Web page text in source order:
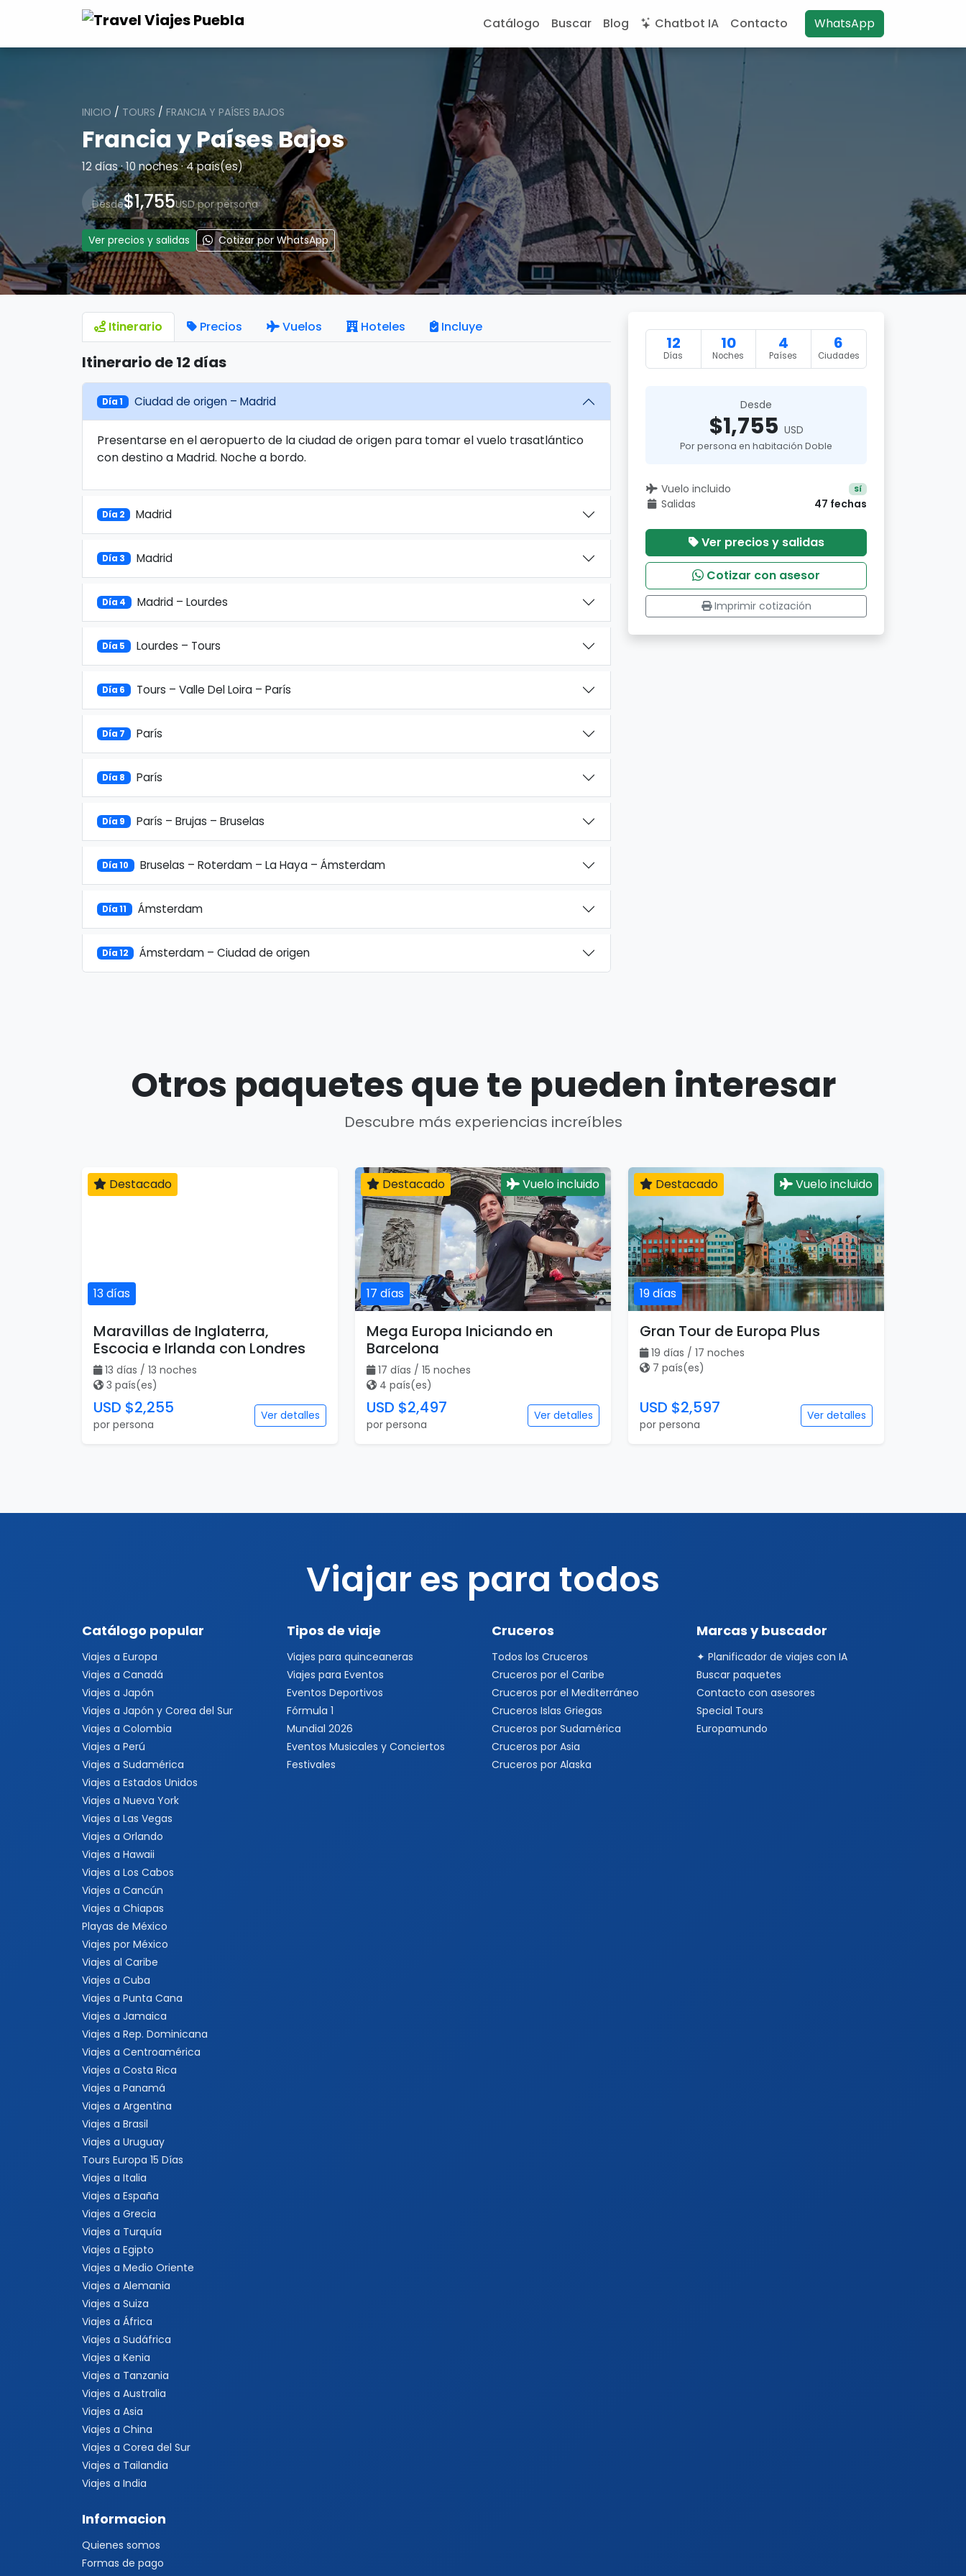
Catálogo Buscar Blog Chatbot IA Contacto WhatsApp
INICIO / TOURS / FRANCIA Y PAÍSES BAJOS
Francia y Países Bajos
12 días · 10 noches · 4 país(es)
Desde$1,755USD por persona
Ver precios y salidas Cotizar por WhatsApp
Itinerario Precios Vuelos Hoteles Incluye
Itinerario de 12 días
Día 1 Ciudad de origen – Madrid
Presentarse en el aeropuerto de la ciudad de origen para tomar el vuelo trasatlántico
con destino a Madrid. Noche a bordo.
Día 2 Madrid
Día 3 Madrid
Día 4 Madrid – Lourdes
Día 5 Lourdes – Tours
Día 6 Tours – Valle Del Loira – París
Día 7 París
Día 8 París
Día 9 París – Brujas – Bruselas
Día 10 Bruselas – Roterdam – La Haya – Ámsterdam
Día 11 Ámsterdam
Día 12 Ámsterdam – Ciudad de origen
12
Días
10
Noches
4
Países
6
Ciudades
Desde
$1,755 USD
Por persona en habitación Doble
Vuelo incluido Sí
Salidas 47 fechas
Ver precios y salidas
Cotizar con asesor
Imprimir cotización
Otros paquetes que te pueden interesar
Descubre más experiencias increíbles
13 días
Destacado
Maravillas de Inglaterra,
Escocia e Irlanda con Londres
13 días / 13 noches
3 país(es)
USD $2,255
por persona
Ver detalles
17 días
Destacado Vuelo incluido
Mega Europa Iniciando en
Barcelona
17 días / 15 noches
4 país(es)
USD $2,497
por persona
Ver detalles
19 días
Destacado Vuelo incluido
Gran Tour de Europa Plus
19 días / 17 noches
7 país(es)
USD $2,597
por persona
Ver detalles
Viajar es para todos
Catálogo popular
Viajes a Europa
Viajes a Canadá
Viajes a Japón
Viajes a Japón y Corea del Sur
Viajes a Colombia
Viajes a Perú
Viajes a Sudamérica
Viajes a Estados Unidos
Viajes a Nueva York
Viajes a Las Vegas
Viajes a Orlando
Viajes a Hawaii
Viajes a Los Cabos
Viajes a Cancún
Viajes a Chiapas
Playas de México
Viajes por México
Viajes al Caribe
Viajes a Cuba
Viajes a Punta Cana
Viajes a Jamaica
Viajes a Rep. Dominicana
Viajes a Centroamérica
Viajes a Costa Rica
Viajes a Panamá
Viajes a Argentina
Viajes a Brasil
Viajes a Uruguay
Tours Europa 15 Días
Viajes a Italia
Viajes a España
Viajes a Grecia
Viajes a Turquía
Viajes a Egipto
Viajes a Medio Oriente
Viajes a Alemania
Viajes a Suiza
Viajes a África
Viajes a Sudáfrica
Viajes a Kenia
Viajes a Tanzania
Viajes a Australia
Viajes a Asia
Viajes a China
Viajes a Corea del Sur
Viajes a Tailandia
Viajes a India
Tipos de viaje
Viajes para quinceaneras
Viajes para Eventos
Eventos Deportivos
Fórmula 1
Mundial 2026
Eventos Musicales y Conciertos
Festivales
Cruceros
Todos los Cruceros
Cruceros por el Caribe
Cruceros por el Mediterráneo
Cruceros Islas Griegas
Cruceros por Sudamérica
Cruceros por Asia
Cruceros por Alaska
Marcas y buscador
✦ Planificador de viajes con IA
Buscar paquetes
Contacto con asesores
Special Tours
Europamundo
Informacion
Quienes somos
Formas de pago